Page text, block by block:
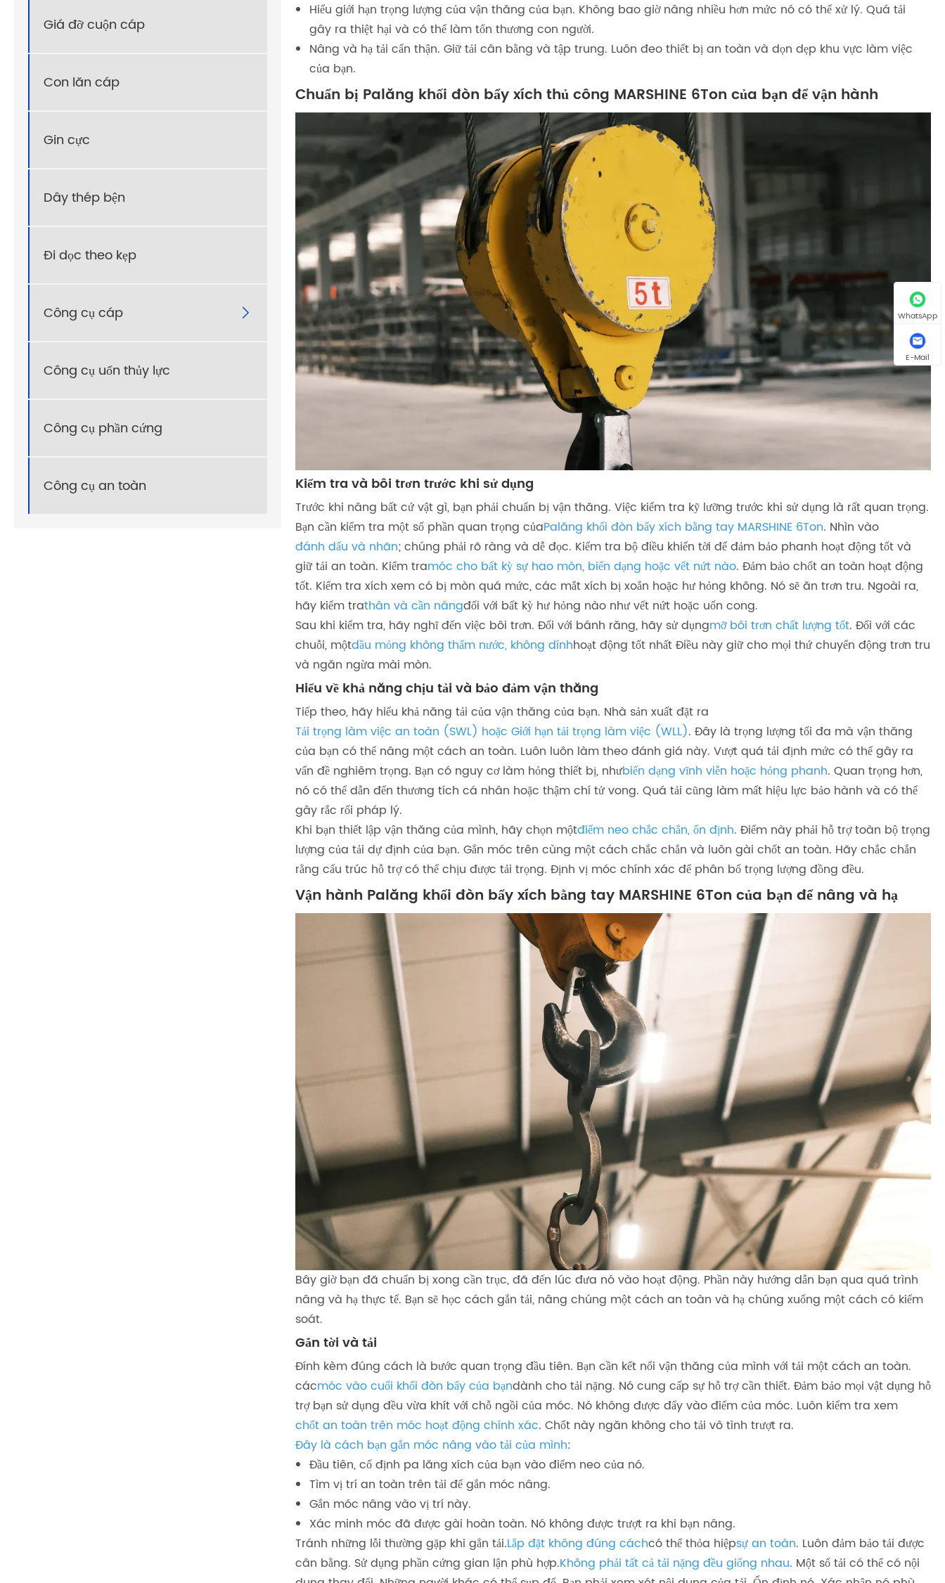
Giá đỡ cuộn cáp
Con lăn cáp
Gin cực
Dây thép bện
Đi dọc theo kẹp
Công cụ cáp 
Công cụ uốn thủy lực
Công cụ phần cứng
Công cụ an toàn
Hiểu giới hạn trọng lượng của vận thăng của bạn. Không bao giờ nâng nhiều hơn mức nó có thể xử lý. Quá tải
gây ra thiệt hại và có thể làm tổn thương con người.
Nâng và hạ tải cẩn thận. Giữ tải cân bằng và tập trung. Luôn đeo thiết bị an toàn và dọn dẹp khu vực làm việc
của bạn.
Chuẩn bị Palăng khối đòn bẩy xích thủ công MARSHINE 6Ton của bạn để vận hành
Kiểm tra và bôi trơn trước khi sử dụng
Trước khi nâng bất cứ vật gì, bạn phải chuẩn bị vận thăng. Việc kiểm tra kỹ lưỡng trước khi sử dụng là rất quan trọng.
Bạn cần kiểm tra một số phần quan trọng củaPalăng khối đòn bẩy xích bằng tay MARSHINE 6Ton. Nhìn vào
đánh dấu và nhãn; chúng phải rõ ràng và dễ đọc. Kiểm tra bộ điều khiển tời để đảm bảo phanh hoạt động tốt và
giữ tải an toàn. Kiểm tramóc cho bất kỳ sự hao mòn, biến dạng hoặc vết nứt nào. Đảm bảo chốt an toàn hoạt động
tốt. Kiểm tra xích xem có bị mòn quá mức, các mắt xích bị xoắn hoặc hư hỏng không. Nó sẽ ăn trơn tru. Ngoài ra,
hãy kiểm trathân và cần nângđối với bất kỳ hư hỏng nào như vết nứt hoặc uốn cong.
Sau khi kiểm tra, hãy nghĩ đến việc bôi trơn. Đối với bánh răng, hãy sử dụngmỡ bôi trơn chất lượng tốt. Đối với các
chuỗi, mộtdầu mỏng không thấm nước, không dínhhoạt động tốt nhất Điều này giữ cho mọi thứ chuyển động trơn tru
và ngăn ngừa mài mòn.
Hiểu về khả năng chịu tải và bảo đảm vận thăng
Tiếp theo, hãy hiểu khả năng tải của vận thăng của bạn. Nhà sản xuất đặt ra
Tải trọng làm việc an toàn (SWL) hoặc Giới hạn tải trọng làm việc (WLL). Đây là trọng lượng tối đa mà vận thăng
của bạn có thể nâng một cách an toàn. Luôn luôn làm theo đánh giá này. Vượt quá tải định mức có thể gây ra
vấn đề nghiêm trọng. Bạn có nguy cơ làm hỏng thiết bị, nhưbiến dạng vĩnh viễn hoặc hỏng phanh. Quan trọng hơn,
nó có thể dẫn đến thương tích cá nhân hoặc thậm chí tử vong. Quá tải cũng làm mất hiệu lực bảo hành và có thể
gây rắc rối pháp lý.
Khi bạn thiết lập vận thăng của mình, hãy chọn mộtđiểm neo chắc chắn, ổn định. Điểm này phải hỗ trợ toàn bộ trọng
lượng của tải dự định của bạn. Gắn móc trên cùng một cách chắc chắn và luôn gài chốt an toàn. Hãy chắc chắn
rằng cấu trúc hỗ trợ có thể chịu được tải trọng. Định vị móc chính xác để phân bổ trọng lượng đồng đều.
Vận hành Palăng khối đòn bẩy xích bằng tay MARSHINE 6Ton của bạn để nâng và hạ
Bây giờ bạn đã chuẩn bị xong cần trục, đã đến lúc đưa nó vào hoạt động. Phần này hướng dẫn bạn qua quá trình
nâng và hạ thực tế. Bạn sẽ học cách gắn tải, nâng chúng một cách an toàn và hạ chúng xuống một cách có kiểm
soát.
Gắn tời và tải
Đính kèm đúng cách là bước quan trọng đầu tiên. Bạn cần kết nối vận thăng của mình với tải một cách an toàn.
cácmóc vào cuối khối đòn bẩy của bạndành cho tải nặng. Nó cung cấp sự hỗ trợ cần thiết. Đảm bảo mọi vật dụng hỗ
trợ bạn sử dụng đều vừa khít với chỗ ngồi của móc. Nó không được đẩy vào điểm của móc. Luôn kiểm tra xem
chốt an toàn trên móc hoạt động chính xác. Chốt này ngăn không cho tải vô tình trượt ra.
Đây là cách bạn gắn móc nâng vào tải của mình:
Đầu tiên, cố định pa lăng xích của bạn vào điểm neo của nó.
Tìm vị trí an toàn trên tải để gắn móc nâng.
Gắn móc nâng vào vị trí này.
Xác minh móc đã được gài hoàn toàn. Nó không được trượt ra khi bạn nâng.
Tránh những lỗi thường gặp khi gắn tải.Lắp đặt không đúng cáchcó thể thỏa hiệpsự an toàn. Luôn đảm bảo tải được
cân bằng. Sử dụng phần cứng gian lận phù hợp.Không phải tất cả tải nặng đều giống nhau. Một số tải có thể có nội
WhatsApp
E-Mail